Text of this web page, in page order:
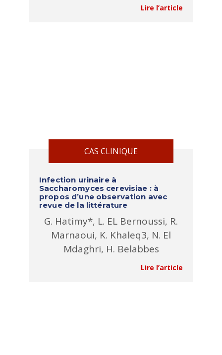
Lire l’article
CAS CLINIQUE
Infection urinaire à
Saccharomyces cerevisiae : à
propos d’une observation avec
revue de la littérature
G. Hatimy*, L. EL Bernoussi, R.
Marnaoui, K. Khaleq3, N. El
Mdaghri, H. Belabbes
Lire l’article